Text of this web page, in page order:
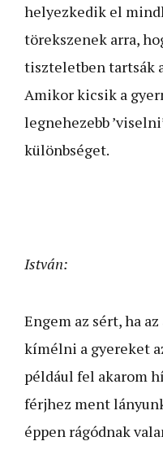
helyezkedik el
törekszenek arra,
tiszteletben tartsák
Amikor kicsik a
legnehezebb
különbséget.
István:
Engem az sért, ha
kímélni a gyereket
például fel akarom
férjhez ment
éppen rágódnak